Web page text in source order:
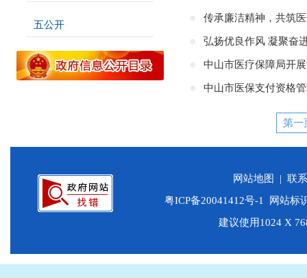
五公开
传承廉洁精神，共筑
弘扬优良作风 凝聚奋
中山市医疗保障局开
中山市医保支付资格
第一
网站地图 | 联
粤ICP备20041412号-1
网站标
建议使用1024 X